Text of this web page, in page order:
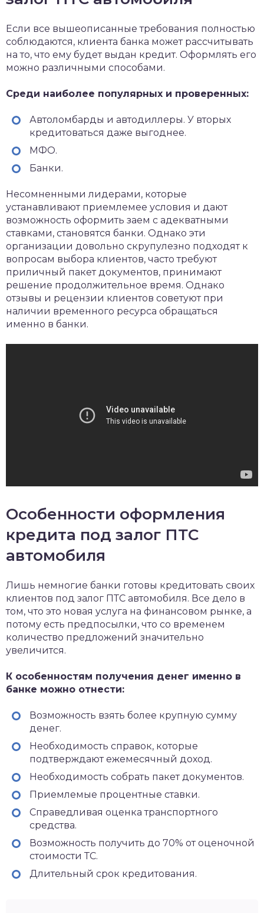
Если все вышеописанные требования полностью
соблюдаются, клиента банка может рассчитывать
на то, что ему будет выдан кредит. Оформлять его
можно различными способами.
Среди наиболее популярных и проверенных:
Автоломбарды и автодиллеры. У вторых
кредитоваться даже выгоднее.
МФО.
Банки.
Несомненными лидерами, которые
устанавливают приемлемее условия и дают
возможность оформить заем с адекватными
ставками, становятся банки. Однако эти
организации довольно скрупулезно подходят к
вопросам выбора клиентов, часто требуют
приличный пакет документов, принимают
решение продолжительное время. Однако
отзывы и рецензии клиентов советуют при
наличии временного ресурса обращаться
именно в банки.
Особенности оформления
кредита под залог ПТС
автомобиля
Лишь немногие банки готовы кредитовать своих
клиентов под залог ПТС автомобиля. Все дело в
том, что это новая услуга на финансовом рынке, а
потому есть предпосылки, что со временем
количество предложений значительно
увеличится.
К особенностям получения денег именно в
банке можно отнести:
Возможность взять более крупную сумму
денег.
Необходимость справок, которые
подтверждают ежемесячный доход.
Необходимость собрать пакет документов.
Приемлемые процентные ставки.
Справедливая оценка транспортного
средства.
Возможность получить до 70% от оценочной
стоимости ТС.
Длительный срок кредитования.